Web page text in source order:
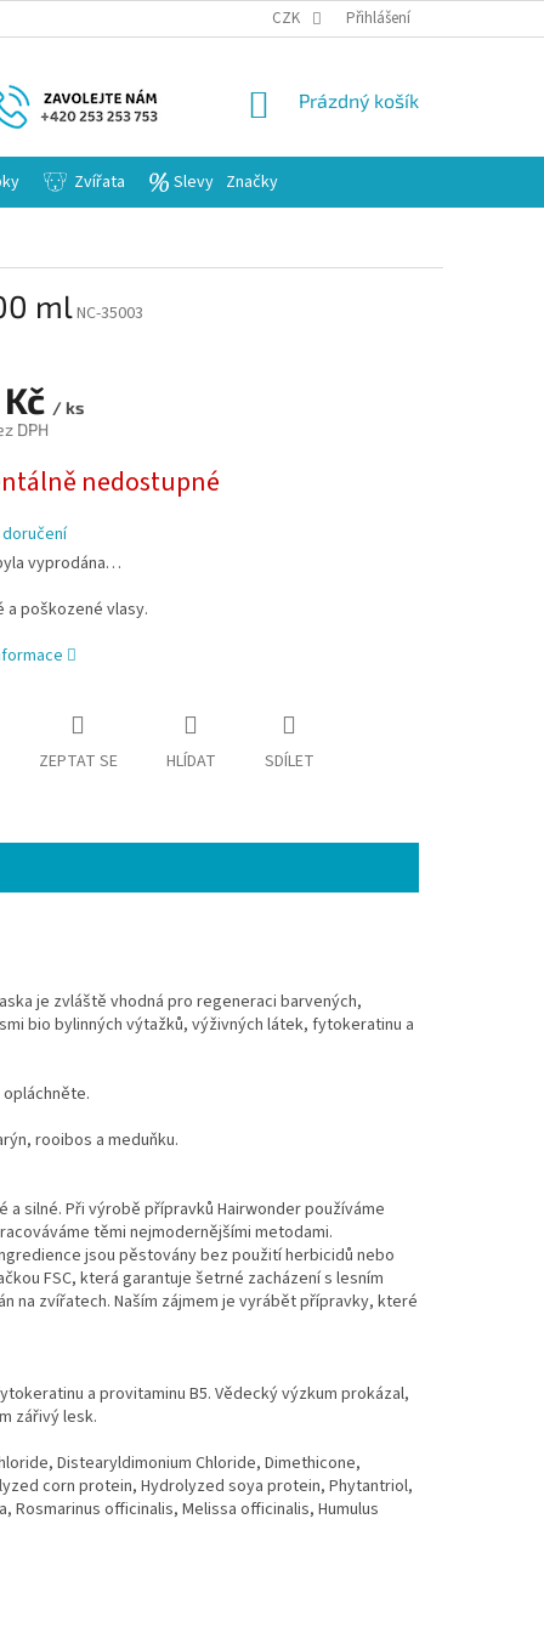
CZK Přihlášení
NÁKUPNÍ
Prázdný košík
Zvířata Slevy Značky
mlNC-35003
/ ks
DPH
nedostupné
vyprodána…
a poškozené vlasy.
ZEPTAT SE HLÍDAT SDÍLET
je zvláště vhodná pro regeneraci barvených,
bio bylinných výtažků, výživných látek, fytokeratinu a
rooibos a meduňku.
silné. Při výrobě přípravků Hairwonder používáme
těmi nejmodernějšími metodami.
jsou pěstovány bez použití herbicidů nebo
FSC, která garantuje šetrné zacházení s lesním
na zvířatech. Naším zájmem je vyrábět přípravky, které
a provitaminu B5. Vědecký výzkum prokázal,
zářivý lesk.
Distearyldimonium Chloride, Dimethicone,
corn protein, Hydrolyzed soya protein, Phytantriol,
officinalis, Melissa officinalis, Humulus